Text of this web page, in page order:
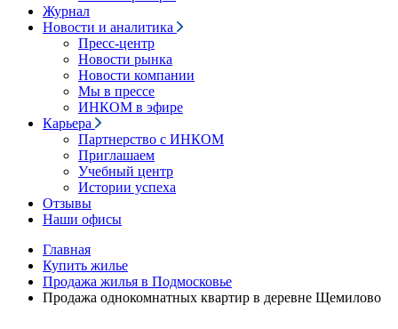
Журнал
Новости и аналитика
Пресс-центр
Новости рынка
Новости компании
Мы в прессе
ИНКОМ в эфире
Карьера
Партнерство с ИНКОМ
Приглашаем
Учебный центр
Истории успеха
Отзывы
Наши офисы
Главная
Купить жилье
Продажа жилья в Подмосковье
Продажа однокомнатных квартир в деревне Щемилово